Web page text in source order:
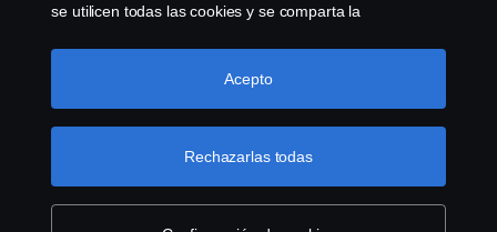
se utilicen todas las cookies y se comparta la
haciendo clic en "Configuración de cookies" y
seleccionando las categorías que desea aceptar. Para
Más información
Rechazarlas todas
Acepto